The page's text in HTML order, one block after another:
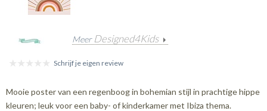
Meer Designed4Kids
Schrijf je eigen review
Mooie poster van een regenboog in bohemian stijl in prachtige hippe
kleuren; leuk voor een baby- of kinderkamer met Ibiza thema.